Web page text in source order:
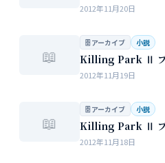
2012年11月20日
📖
🗄 アーカイブ 小説
Killing Park Ⅱ ブ
2012年11月19日
📖
🗄 アーカイブ 小説
Killing Park Ⅱ ブ
2012年11月18日